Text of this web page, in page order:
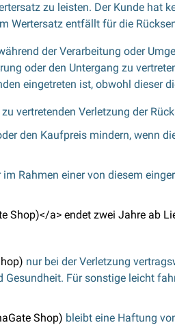
zu leisten. Der Kunde
Wertersatz entfällt für die
der Verarbeitung oder
oder den Untergang zu
eingetreten ist, obwohl
vertretenden Verletzung der
den Kaufpreis mindern, wenn
Rahmen einer von diesem
Shop)</a> endet zwei Jahre ab
nur bei der Verletzung
Für sonstige leicht
Shop) bleibt eine Haftung